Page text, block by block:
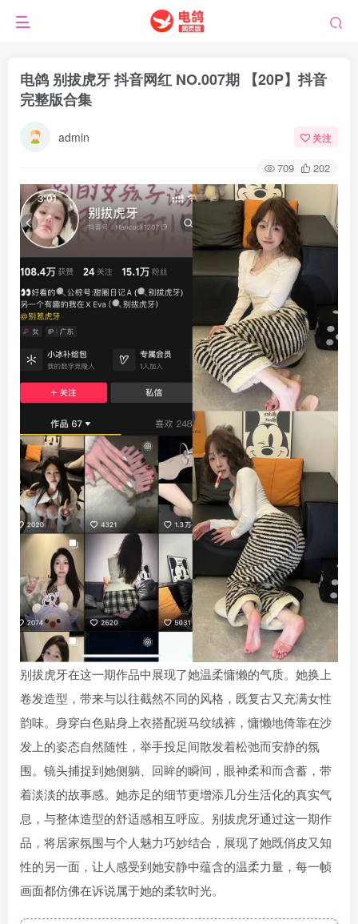
电鸽 别拔虎牙 抖音网红 NO.007期 【20P】抖音
完整版合集
admin 关注
709 202
别拔虎牙在这一期作品中展现了她温柔慵懒的气质。她换上
卷发造型，带来与以往截然不同的风格，既复古又充满女性
韵味。身穿白色贴身上衣搭配斑马纹绒裤，慵懒地倚靠在沙
发上的姿态自然随性，举手投足间散发着松弛而安静的氛
围。镜头捕捉到她侧躺、回眸的瞬间，眼神柔和而含蓄，带
着淡淡的故事感。她赤足的细节更增添几分生活化的真实气
息，与整体造型的舒适感相互呼应。别拔虎牙通过这一期作
品，将居家氛围与个人魅力巧妙结合，展现了她既俏皮又知
性的另一面，让人感受到她安静中蕴含的温柔力量，每一帧
画面都仿佛在诉说属于她的柔软时光。